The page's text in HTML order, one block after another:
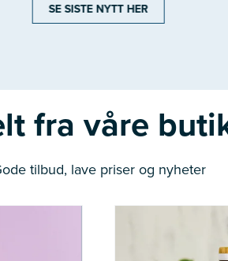
SE SISTE NYTT HER
fra våre
tilbud, lave priser og nyheter